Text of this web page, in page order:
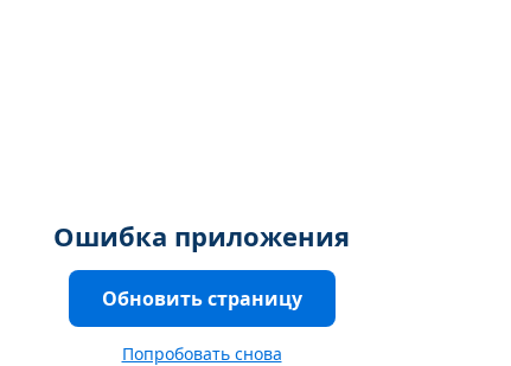
Ошибка приложения
Обновить страницу
Попробовать снова